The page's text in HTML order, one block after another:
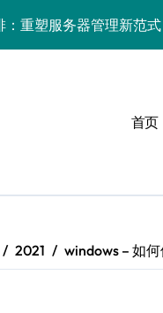
：重塑服务器管理新范式
站长生态新引擎
模式创新与平台化双轮驱
放服务器极致效能
平台生态创业实战指南
下的平台创业与运营实
首页
2021 windows – 如